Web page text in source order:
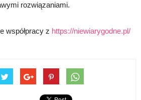
rozwiązaniami.
współpracy z https://niewiarygodne.pl/